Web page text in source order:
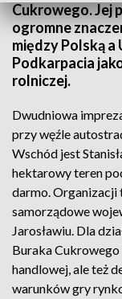
Cukrowego. Jej
ogromne
między Polską a
Podkarpacia
rolniczej.
Dwudniowa
przy węźle
Wschód jest
hektarowy teren
darmo. Organizacji
samorządowe
Jarosławiu. Dla
Buraka
handlowej, ale też
warunków gry